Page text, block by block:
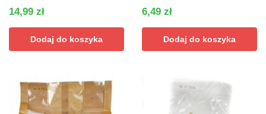
14,99 zł
Dodaj do koszyka
6,49 zł
Dodaj do koszyka